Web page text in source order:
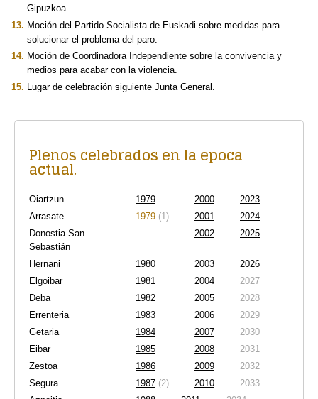
Gipuzkoa.
Moción del Partido Socialista de Euskadi sobre medidas para
solucionar el problema del paro.
Moción de Coordinadora Independiente sobre la convivencia y
medios para acabar con la violencia.
Lugar de celebración siguiente Junta General.
Plenos celebrados en la epoca
actual.
Oiartzun 1979 2000
2023
Arrasate
1979 (1) 2001
2024
Donostia-San
Sebastián
2002 2025
Hernani 1980 2003
2026
Elgoibar
1981 2004
2027
Deba
1982 2005
2028
Errenteria
1983 2006
2029
Getaria
1984 2007
2030
Eibar
1985 2008
2031
Zestoa
1986 2009
2032
Segura
1987 (2) 2010
2033